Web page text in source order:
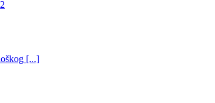
[...]